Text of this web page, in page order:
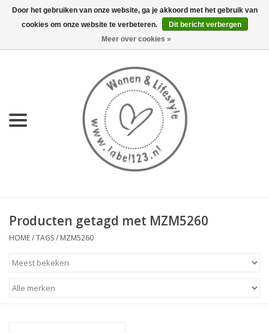
0 Artikelen - €0,00
KEUKEN
LIFESTYLE
MEUBELS
STATIONARY
Producten getagd met MZM5260
HOME/TAGS/ MZM5260
Door het gebruiken van onze website, ga je akkoord met het gebruik van
cookies om onze website te verbeteren.
Dit bericht verbergen
Meer over cookies »